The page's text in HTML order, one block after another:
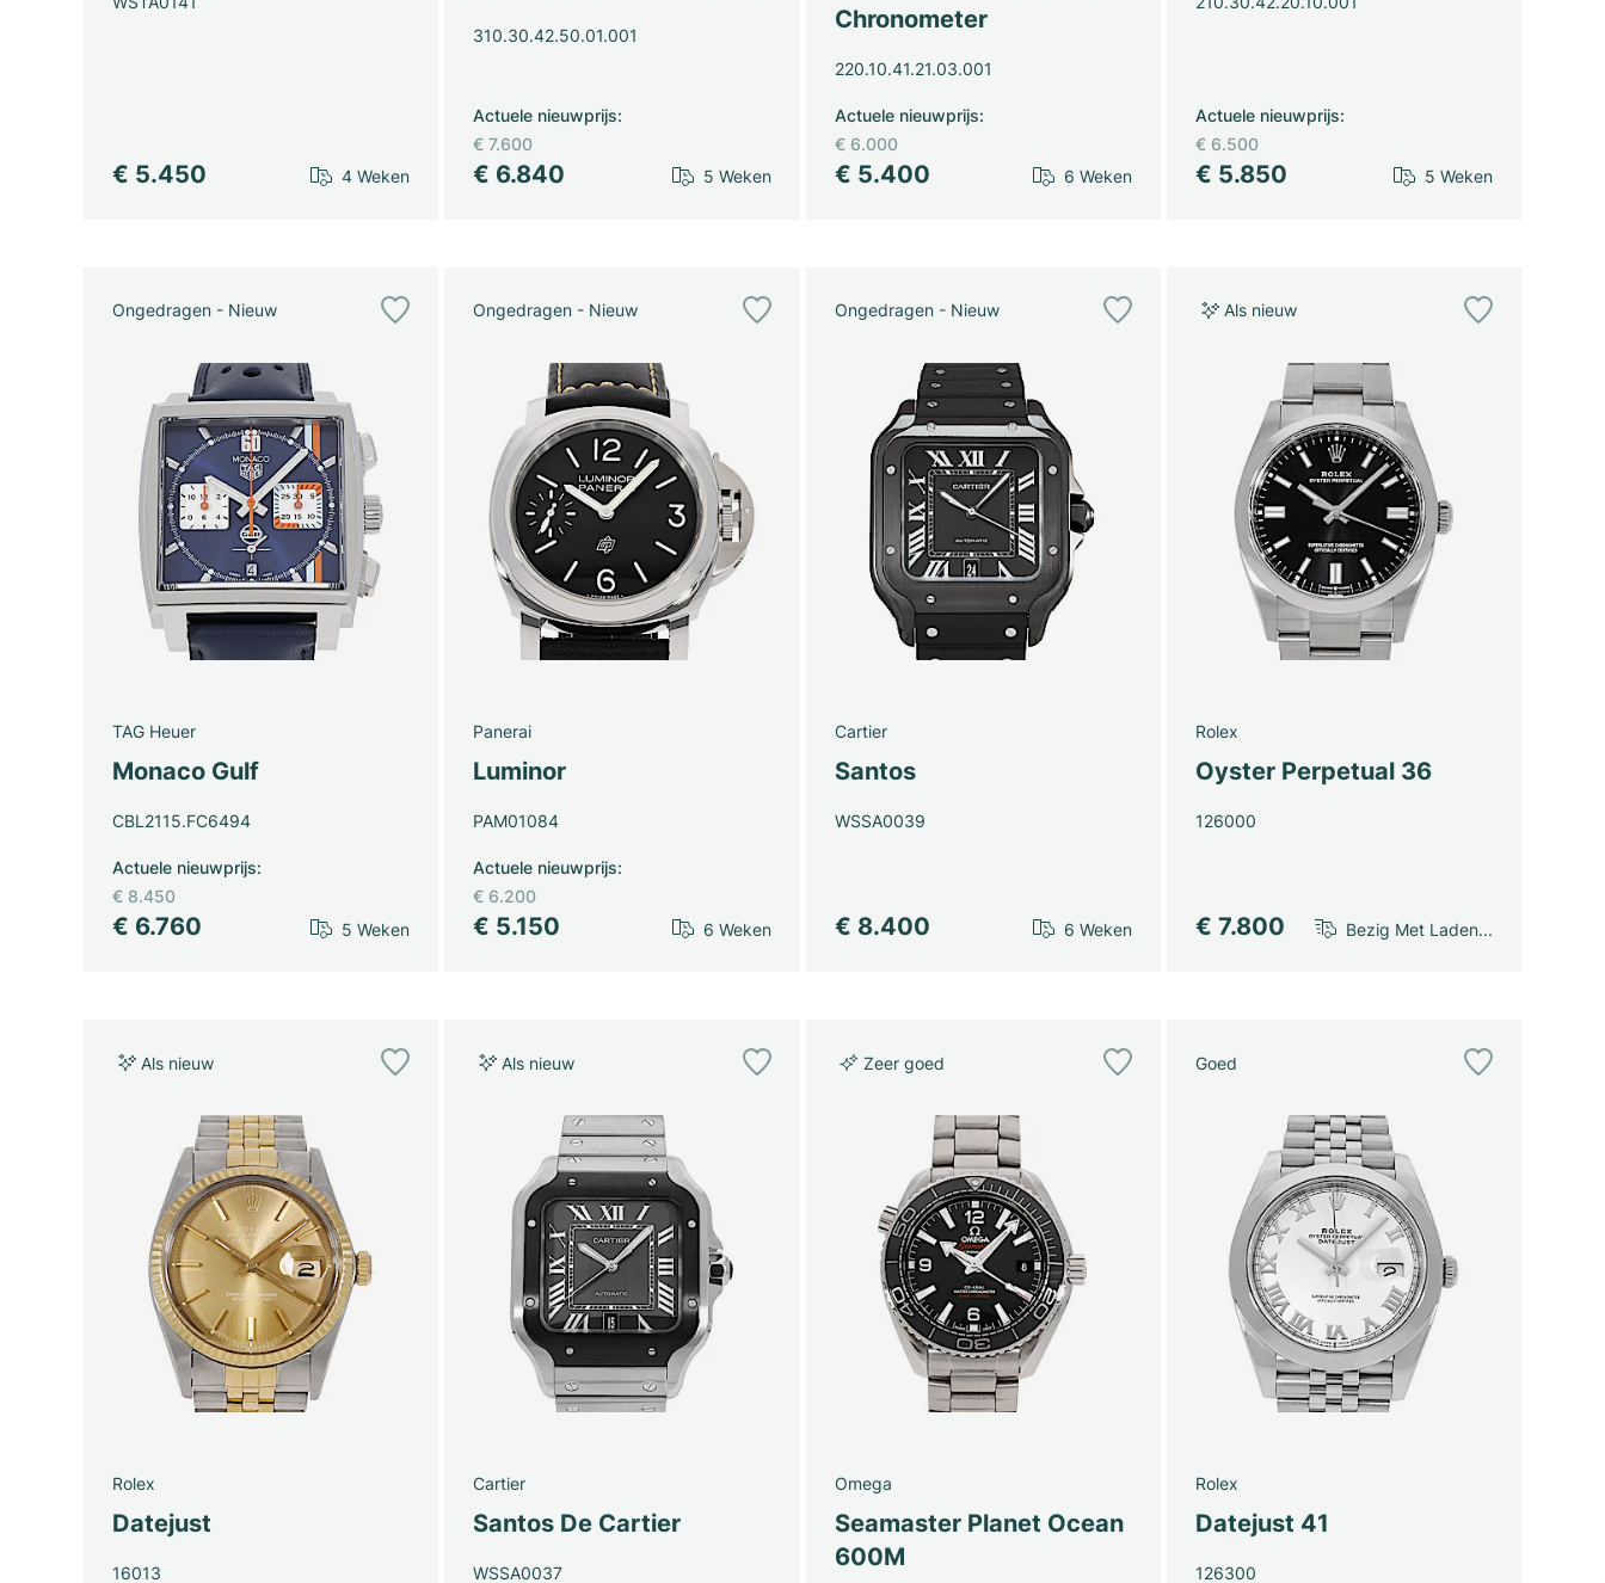
€ 5.450 4 Weken
310.30.42.50.01.001
€ 6.840
Actuele nieuwprijs:
€ 7.600
5 Weken
Chronometer
220.10.41.21.03.001
€ 5.400
Actuele nieuwprijs:
€ 6.000
6 Weken
€ 5.850
Actuele nieuwprijs:
€ 6.500
5 Weken
Ongedragen - Nieuw
TAG Heuer
Monaco Gulf
CBL2115.FC6494
€ 6.760
Actuele nieuwprijs:
€ 8.450
5 Weken
Ongedragen - Nieuw
Panerai
Luminor
PAM01084
€ 5.150
Actuele nieuwprijs:
€ 6.200
6 Weken
Ongedragen - Nieuw
Cartier
Santos
WSSA0039
€ 8.400 6 Weken
Als nieuw
Rolex
Oyster Perpetual 36
126000
€ 7.800 Bezig Met Laden...
Als nieuw
Rolex
Datejust
16013
Als nieuw
Cartier
Santos De Cartier
WSSA0037
Zeer goed
Omega
Seamaster Planet Ocean
600M
Goed
Rolex
Datejust 41
126300